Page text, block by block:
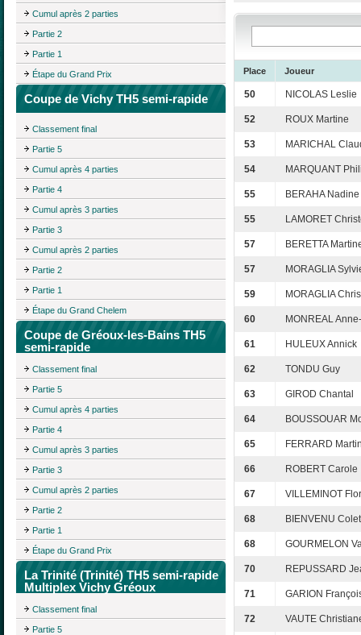
Cumul après 2 parties
Partie 2
Partie 1
Étape du Grand Prix
Coupe de Vichy TH5 semi-rapide
Classement final
Partie 5
Cumul après 4 parties
Partie 4
Cumul après 3 parties
Partie 3
Cumul après 2 parties
Partie 2
Partie 1
Étape du Grand Chelem
Coupe de Gréoux-les-Bains TH5
semi-rapide
Classement final
Partie 5
Cumul après 4 parties
Partie 4
Cumul après 3 parties
Partie 3
Cumul après 2 parties
Partie 2
Partie 1
Étape du Grand Prix
La Trinité (Trinité) TH5 semi-rapide
Multiplex Vichy Gréoux
Classement final
Partie 5
Place Joueur
50 NICOLAS Leslie
52 ROUX Martine
53 MARICHAL
54 MARQUANT
55 BERAHA Nadine
55 LAMORET
57 BERETTA
57 MORAGLIA
59 MORAGLIA
60 MONREAL
61 HULEUX Annick
62 TONDU Guy
63 GIROD Chantal
64 BOUSSOUAR
65 FERRARD
66 ROBERT Carole
67 VILLEMINOT
68 BIENVENU
68 GOURMELON
70 REPUSSARD
71 GARION
72 VAUTE